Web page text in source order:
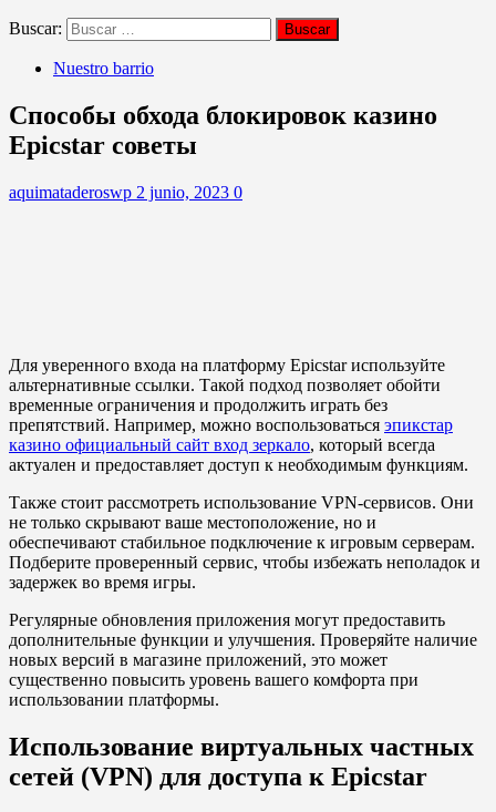
Buscar:
Nuestro barrio
Способы обхода блокировок казино
Epicstar советы
aquimataderoswp 2 junio, 2023 0
Для уверенного входа на платформу Epicstar используйте
альтернативные ссылки. Такой подход позволяет обойти
временные ограничения и продолжить играть без
препятствий. Например, можно воспользоваться эпикстар
казино официальный сайт вход зеркало, который всегда
актуален и предоставляет доступ к необходимым функциям.
Также стоит рассмотреть использование VPN-сервисов. Они
не только скрывают ваше местоположение, но и
обеспечивают стабильное подключение к игровым серверам.
Подберите проверенный сервис, чтобы избежать неполадок и
задержек во время игры.
Регулярные обновления приложения могут предоставить
дополнительные функции и улучшения. Проверяйте наличие
новых версий в магазине приложений, это может
существенно повысить уровень вашего комфорта при
использовании платформы.
Использование виртуальных частных
сетей (VPN) для доступа к Epicstar